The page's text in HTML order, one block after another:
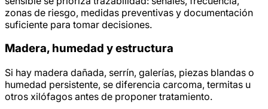
zonas de riesgo, medidas preventivas y documentación
suficiente para tomar decisiones.
Madera, humedad y estructura
Si hay madera dañada, serrín, galerías, piezas blandas o
humedad persistente, se diferencia carcoma, termitas u
otros xilófagos antes de proponer tratamiento.